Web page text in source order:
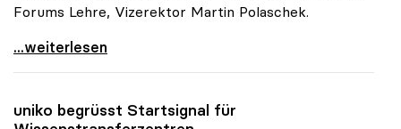
Forums Lehre, Vizerektor Martin Polaschek.
uniko warnt vor Schwachstellen im
...weiterlesen
uniko begrüsst Startsignal für